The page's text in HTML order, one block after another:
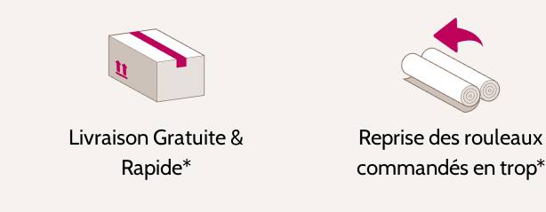
Livraison Gratuite &
Rapide*
Reprise des rouleaux
commandés en trop*